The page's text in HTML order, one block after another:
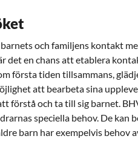
och familjens kontakt
det en chans att etablera
första tiden tillsammans,
att bearbeta sina
förstå och ta till sig barnet.
speciella behov. De kan
barn har exempelvis behov